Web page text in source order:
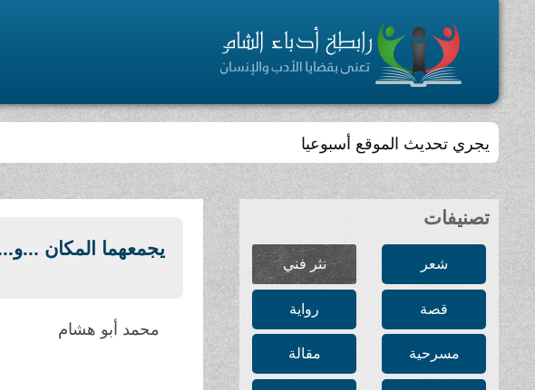
يجري تحديث الموقع أسبوعيا
تصنيفات
شعر نثر فني
قصة رواية
مسرحية مقالة
يجمعهما المكان
محمد أبو هشام